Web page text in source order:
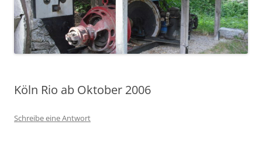
Köln Rio ab Oktober 2006
Schreibe eine Antwort